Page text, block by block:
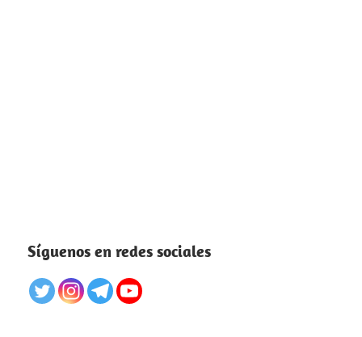
Síguenos en redes sociales